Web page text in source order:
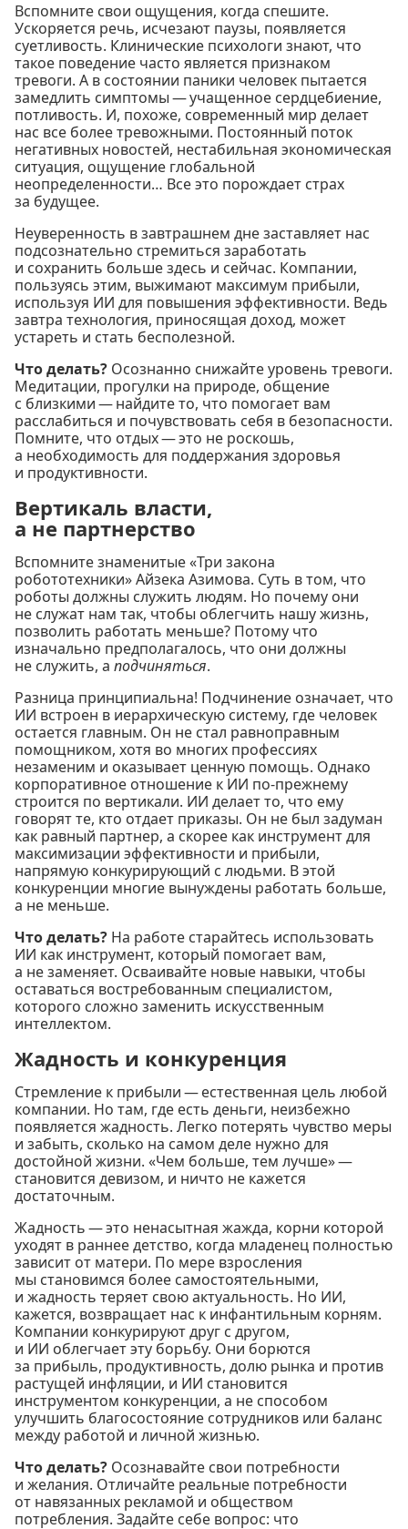
Вспомните свои ощущения, когда спешите.
Ускоряется речь, исчезают паузы, появляется
суетливость. Клинические психологи знают, что
такое поведение часто является признаком
тревоги. А в состоянии паники человек пытается
замедлить симптомы — учащенное сердцебиение,
потливость. И, похоже, современный мир делает
нас все более тревожными. Постоянный поток
негативных новостей, нестабильная экономическая
ситуация, ощущение глобальной
неопределенности… Все это порождает страх
за будущее.
Неуверенность в завтрашнем дне заставляет нас
подсознательно стремиться заработать
и сохранить больше здесь и сейчас. Компании,
пользуясь этим, выжимают максимум прибыли,
используя ИИ для повышения эффективности. Ведь
завтра технология, приносящая доход, может
устареть и стать бесполезной.
Что делать? Осознанно снижайте уровень тревоги.
Медитации, прогулки на природе, общение
с близкими — найдите то, что помогает вам
расслабиться и почувствовать себя в безопасности.
Помните, что отдых — это не роскошь,
а необходимость для поддержания здоровья
и продуктивности.
Вертикаль власти,
а не партнерство
Вспомните знаменитые «Три закона
робототехники» Айзека Азимова. Суть в том, что
роботы должны служить людям. Но почему они
не служат нам так, чтобы облегчить нашу жизнь,
позволить работать меньше? Потому что
изначально предполагалось, что они должны
не служить, а подчиняться.
Разница принципиальна! Подчинение означает, что
ИИ встроен в иерархическую систему, где человек
остается главным. Он не стал равноправным
помощником, хотя во многих профессиях
незаменим и оказывает ценную помощь. Однако
корпоративное отношение к ИИ по-прежнему
строится по вертикали. ИИ делает то, что ему
говорят те, кто отдает приказы. Он не был задуман
как равный партнер, а скорее как инструмент для
максимизации эффективности и прибыли,
напрямую конкурирующий с людьми. В этой
конкуренции многие вынуждены работать больше,
а не меньше.
Что делать? На работе старайтесь использовать
ИИ как инструмент, который помогает вам,
а не заменяет. Осваивайте новые навыки, чтобы
оставаться востребованным специалистом,
которого сложно заменить искусственным
интеллектом.
Жадность и конкуренция
Стремление к прибыли — естественная цель любой
компании. Но там, где есть деньги, неизбежно
появляется жадность. Легко потерять чувство меры
и забыть, сколько на самом деле нужно для
достойной жизни. «Чем больше, тем лучше» —
становится девизом, и ничто не кажется
достаточным.
Жадность — это ненасытная жажда, корни которой
уходят в раннее детство, когда младенец полностью
зависит от матери. По мере взросления
мы становимся более самостоятельными,
и жадность теряет свою актуальность. Но ИИ,
кажется, возвращает нас к инфантильным корням.
Компании конкурируют друг с другом,
и ИИ облегчает эту борьбу. Они борются
за прибыль, продуктивность, долю рынка и против
растущей инфляции, и ИИ становится
инструментом конкуренции, а не способом
улучшить благосостояние сотрудников или баланс
между работой и личной жизнью.
Что делать? Осознавайте свои потребности
и желания. Отличайте реальные потребности
от навязанных рекламой и обществом
потребления. Задайте себе вопрос: что